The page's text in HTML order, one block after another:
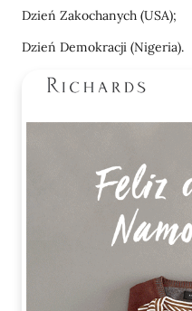
Dzień Zakochanych (USA);
Dzień Demokracji (Nigeria).